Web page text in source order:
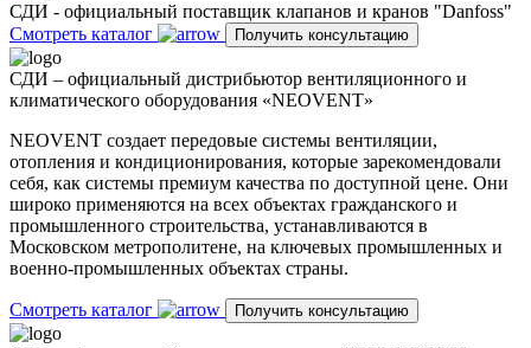
СДИ - официальный поставщик клапанов и кранов "Danfoss"
Смотреть каталог
Получить консультацию
СДИ – официальный дистрибьютор вентиляционного и
климатического оборудования «NEOVENT»
NEOVENT создает передовые системы вентиляции,
отопления и кондиционирования, которые зарекомендовали
себя, как системы премиум качества по доступной цене. Они
широко применяются на всех объектах гражданского и
промышленного строительства, устанавливаются в
Московском метрополитене, на ключевых промышленных и
военно-промышленных объектах страны.
Смотреть каталог Получить консультацию